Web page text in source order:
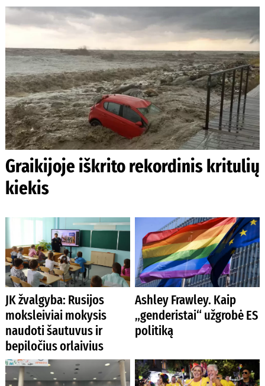
Graikijoje iškrito rekordinis kritulių
kiekis
JK žvalgyba: Rusijos
moksleiviai mokysis
naudoti šautuvus ir
bepiločius orlaivius
Ashley Frawley. Kaip
„genderistai“ užgrobė ES
politiką